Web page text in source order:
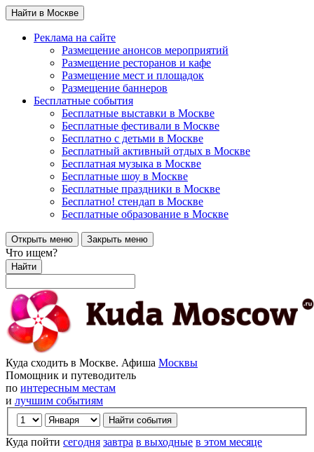
Найти в Москве
Реклама на сайте
Размещение анонсов мероприятий
Размещение ресторанов и кафе
Размещение мест и площадок
Размещение баннеров
Бесплатные события
Бесплатные выставки в Москве
Бесплатные фестивали в Москве
Бесплатно с детьми в Москве
Бесплатный активный отдых в Москве
Бесплатная музыка в Москве
Бесплатные шоу в Москве
Бесплатные праздники в Москве
Бесплатно! стендап в Москве
Бесплатные образование в Москве
Открыть меню Закрыть меню
Что ищем?
Найти
Куда сходить в Москве. Афиша Москвы
Помощник и путеводитель
по интересным местам
и лучшим событиям
Куда пойти сегодня завтра в выходные в этом месяце